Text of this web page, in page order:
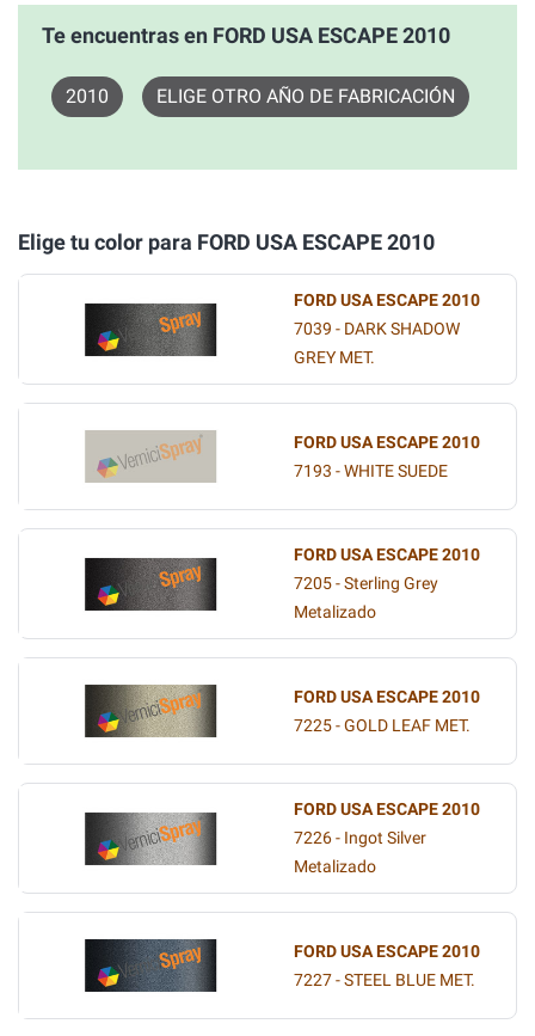
Te encuentras en FORD USA ESCAPE 2010
2010 ELIGE OTRO AÑO DE FABRICACIÓN
Elige tu color para FORD USA ESCAPE 2010
FORD USA ESCAPE 2010
7039 - DARK SHADOW
GREY MET.
FORD USA ESCAPE 2010
7193 - WHITE SUEDE
FORD USA ESCAPE 2010
7205 - Sterling Grey
Metalizado
FORD USA ESCAPE 2010
7225 - GOLD LEAF MET.
FORD USA ESCAPE 2010
7226 - Ingot Silver
Metalizado
FORD USA ESCAPE 2010
7227 - STEEL BLUE MET.